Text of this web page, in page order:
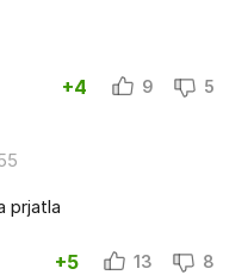
+4 9 5
prjatla
+5 13 8